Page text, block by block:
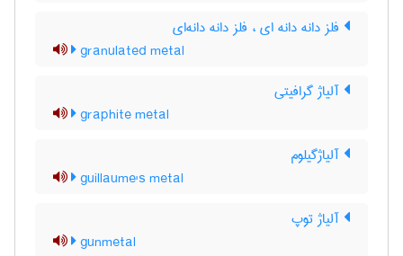
فلز دانه دانه ای ، فلز دانه دانه‌ای
granulated metal
آلیاژ گرافیتی
graphite metal
آلیاژگیلوم
guillaume's metal
آلیاژ توپ
gunmetal